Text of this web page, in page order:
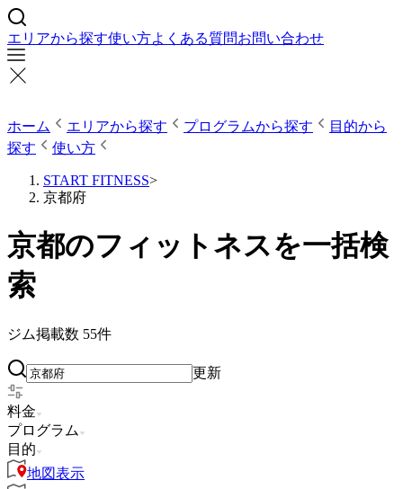
エリアから探す使い方よくある質問お問い合わせ
ホーム エリアから探す プログラムから探す
目的から
探す
使い方
START FITNESS>
京都府
京都のフィットネスを一括検
索
ジム掲載数 55件
更新
料金
プログラム
目的
地図表示